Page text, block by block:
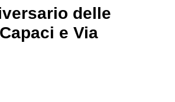
delle
e Via